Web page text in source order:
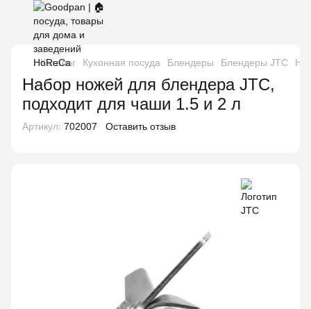
Каталог Кухонная посуда Блендеры Блендеры JTC
Набор ножей для блендера JTC,
подходит для чаши 1.5 и 2 л
Артикул: 702007 Оставить отзыв